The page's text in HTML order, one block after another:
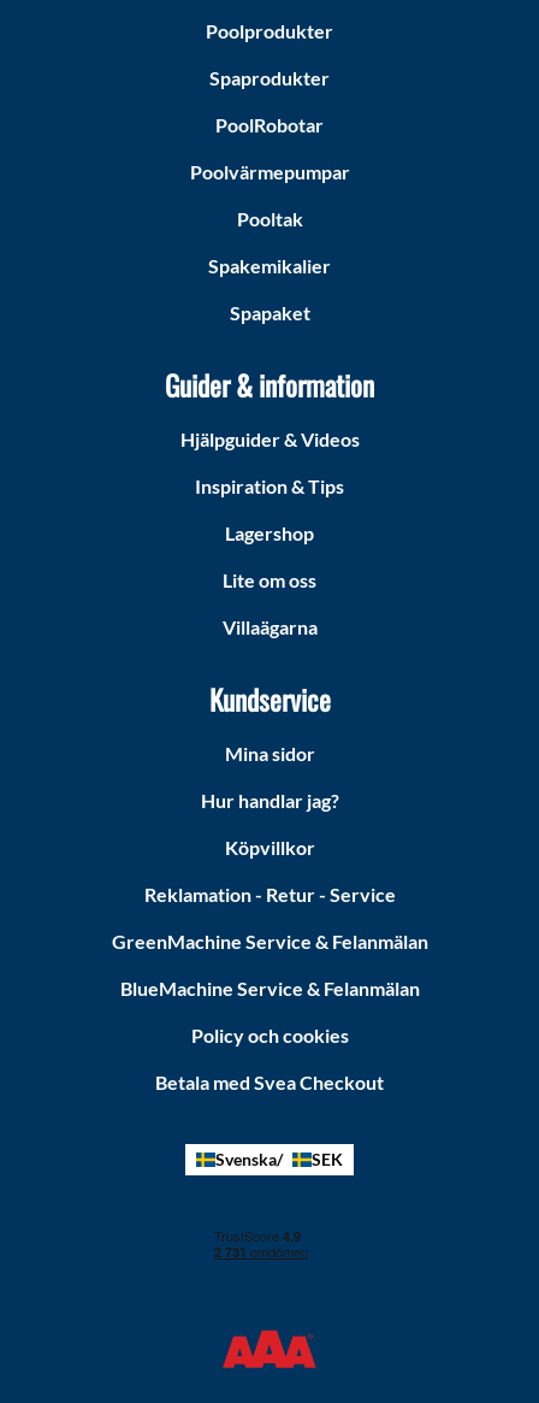
Poolprodukter
Spaprodukter
PoolRobotar
Poolvärmepumpar
Pooltak
Spakemikalier
Spapaket
Guider & information
Hjälpguider & Videos
Inspiration & Tips
Lagershop
Lite om oss
Villaägarna
Kundservice
Mina sidor
Hur handlar jag?
Köpvillkor
Reklamation - Retur - Service
GreenMachine Service & Felanmälan
BlueMachine Service & Felanmälan
Policy och cookies
Betala med Svea Checkout
Svenska SEK